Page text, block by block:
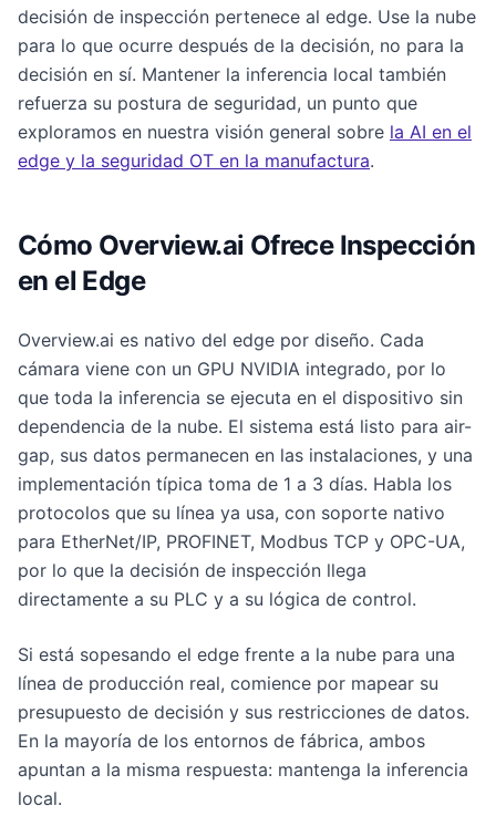
decisión de inspección pertenece al edge. Use la nube
para lo que ocurre después de la decisión, no para la
decisión en sí. Mantener la inferencia local también
refuerza su postura de seguridad, un punto que
exploramos en nuestra visión general sobre la AI en el
edge y la seguridad OT en la manufactura.
Cómo Overview.ai Ofrece Inspección
en el Edge
Overview.ai es nativo del edge por diseño. Cada
cámara viene con un GPU NVIDIA integrado, por lo
que toda la inferencia se ejecuta en el dispositivo sin
dependencia de la nube. El sistema está listo para air-
gap, sus datos permanecen en las instalaciones, y una
implementación típica toma de 1 a 3 días. Habla los
protocolos que su línea ya usa, con soporte nativo
para EtherNet/IP, PROFINET, Modbus TCP y OPC-UA,
por lo que la decisión de inspección llega
directamente a su PLC y a su lógica de control.
Si está sopesando el edge frente a la nube para una
línea de producción real, comience por mapear su
presupuesto de decisión y sus restricciones de datos.
En la mayoría de los entornos de fábrica, ambos
apuntan a la misma respuesta: mantenga la inferencia
local.